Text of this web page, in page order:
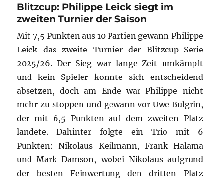
2.
Runde
Blitzcup: Philippe Leick siegt im
zweiten Turnier der Saison
Mit 7,5 Punkten aus 10 Partien gewann Philippe
Leick das zweite Turnier der Blitzcup-Serie
2025/26. Der Sieg war lange Zeit umkämpft
und kein Spieler konnte sich entscheidend
absetzen, doch am Ende war Philippe nicht
mehr zu stoppen und gewann vor Uwe Bulgrin,
der mit 6,5 Punkten auf dem zweiten Platz
landete. Dahinter folgte ein Trio mit 6
Punkten: Nikolaus Keilmann, Frank Halama
und Mark Damson, wobei Nikolaus aufgrund
der besten Feinwertung den dritten Platz